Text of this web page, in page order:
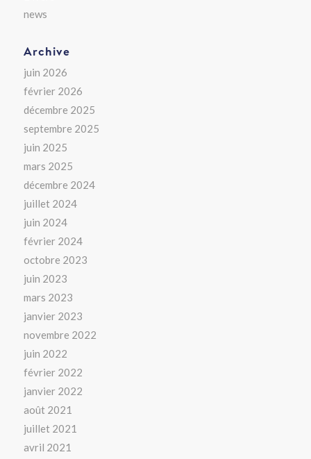
news
Archive
juin 2026
février 2026
décembre 2025
septembre 2025
juin 2025
mars 2025
décembre 2024
juillet 2024
juin 2024
février 2024
octobre 2023
juin 2023
mars 2023
janvier 2023
novembre 2022
juin 2022
février 2022
janvier 2022
août 2021
juillet 2021
avril 2021